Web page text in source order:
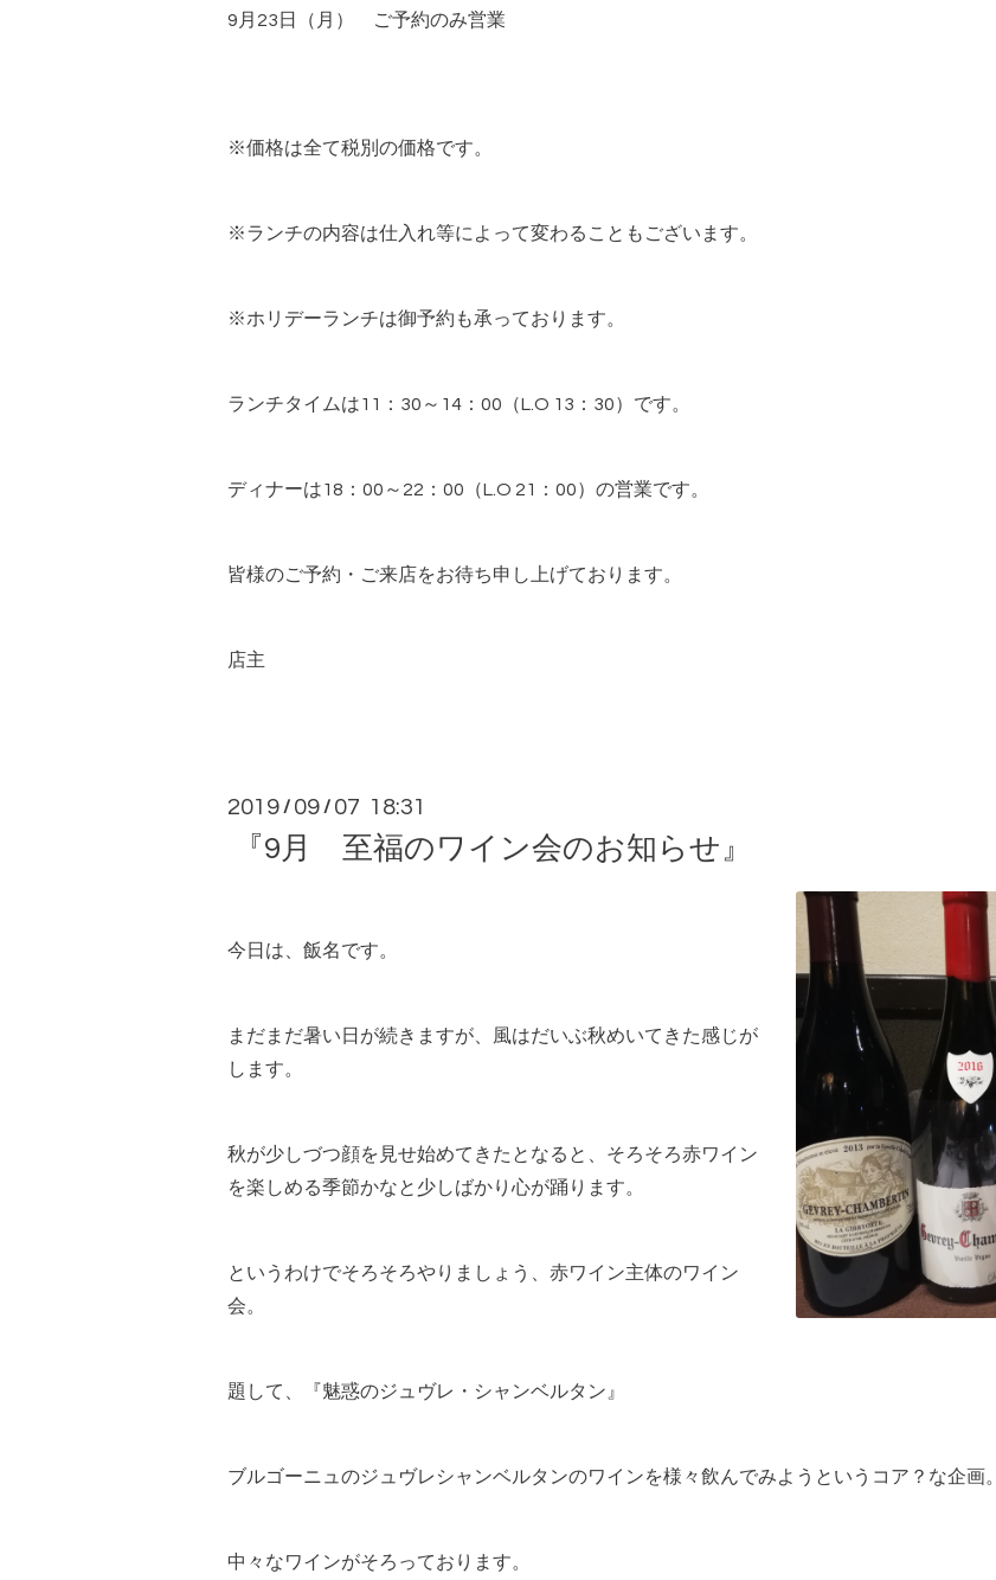
9月23日（月） ご予約のみ営業
※価格は全て税別の価格です。
※ランチの内容は仕入れ等によって変わることもございます。
※ホリデーランチは御予約も承っております。
ランチタイムは11：30～14：00（L.O 13：30）です。
ディナーは18：00～22：00（L.O 21：00）の営業です。
皆様のご予約・ご来店をお待ち申し上げております。
店主
2019 / 09 / 07 18:31
『9月 至福のワイン会のお知らせ』
今日は、飯名です。
まだまだ暑い日が続きますが、風はだいぶ秋めいてきた感じが
します。
秋が少しづつ顔を見せ始めてきたとなると、そろそろ赤ワイン
を楽しめる季節かなと少しばかり心が踊ります。
というわけでそろそろやりましょう、赤ワイン主体のワイン
会。
題して、『魅惑のジュヴレ・シャンベルタン』
ブルゴーニュのジュヴレシャンベルタンのワインを様々飲んでみようというコア？な企画。
中々なワインがそろっております。